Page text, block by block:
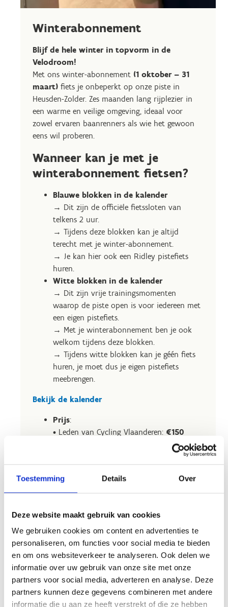
Toestemming Details Over
Deze website maakt gebruik van cookies
We gebruiken cookies om content en advertenties te
personaliseren, om functies voor social media te bieden
en om ons websiteverkeer te analyseren. Ook delen we
informatie over uw gebruik van onze site met onze
partners voor social media, adverteren en analyse. Deze
partners kunnen deze gegevens combineren met andere
informatie die u aan ze heeft verstrekt of die ze hebben
Winterabonnement
Blijf de hele winter in topvorm in de
Velodroom!
Met ons winter-abonnement (1 oktober – 31
maart) fiets je onbeperkt op onze piste in
Heusden-Zolder. Zes maanden lang rijplezier in
een warme en veilige omgeving, ideaal voor
zowel ervaren baanrenners als wie het gewoon
eens wil proberen.
Wanneer kan je met je
winterabonnement fietsen?
Blauwe blokken in de kalender
→ Dit zijn de officiële fietssloten van
telkens 2 uur.
→ Tijdens deze blokken kan je altijd
terecht met je winter-abonnement.
→ Je kan hier ook een Ridley pistefiets
huren.
Witte blokken in de kalender
→ Dit zijn vrije trainingsmomenten
waarop de piste open is voor iedereen met
een eigen pistefiets.
→ Met je winterabonnement ben je ook
welkom tijdens deze blokken.
→ Tijdens witte blokken kan je géén fiets
huren, je moet dus je eigen pistefiets
meebrengen.
Bekijk de kalender
Prijs:
• Leden van Cycling Vlaanderen: €150
Koop je winterabonnement aan het
Bereid je aankoop al voor en maak je
klantenprofiel al aan via
luwio.sport.vlaanderen/auth
Vraag je info aan!